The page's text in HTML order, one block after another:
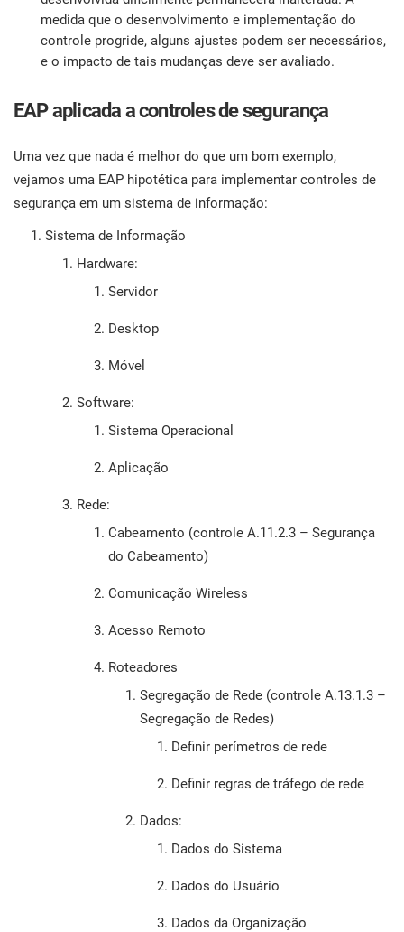
medida que o desenvolvimento e implementação do
controle progride, alguns ajustes podem ser necessários,
e o impacto de tais mudanças deve ser avaliado.
EAP aplicada a controles de segurança
Uma vez que nada é melhor do que um bom exemplo,
vejamos uma EAP hipotética para implementar controles de
segurança em um sistema de informação:
Sistema de Informação
Hardware:
Servidor
Desktop
Móvel
Software:
Sistema Operacional
Aplicação
Rede:
Cabeamento (controle A.11.2.3 – Segurança
do Cabeamento)
Comunicação Wireless
Acesso Remoto
Roteadores
Segregação de Rede (controle A.13.1.3 –
Segregação de Redes)
Definir perímetros de rede
Definir regras de tráfego de rede
Dados:
Dados do Sistema
Dados do Usuário
Dados da Organização